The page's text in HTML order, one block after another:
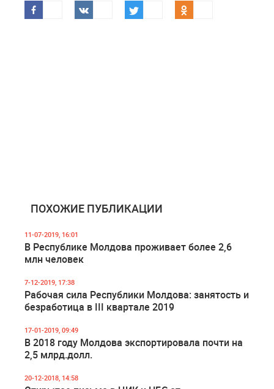
ПОХОЖИЕ ПУБЛИКАЦИИ
11-07-2019, 16:01
В Республике Молдова проживает более 2,6
млн человек
7-12-2019, 17:38
Рабочая сила Республики Молдова: занятость и
безработица в III квартале 2019
17-01-2019, 09:49
В 2018 году Молдова экспортировала почти на
2,5 млрд.долл.
20-12-2018, 14:58